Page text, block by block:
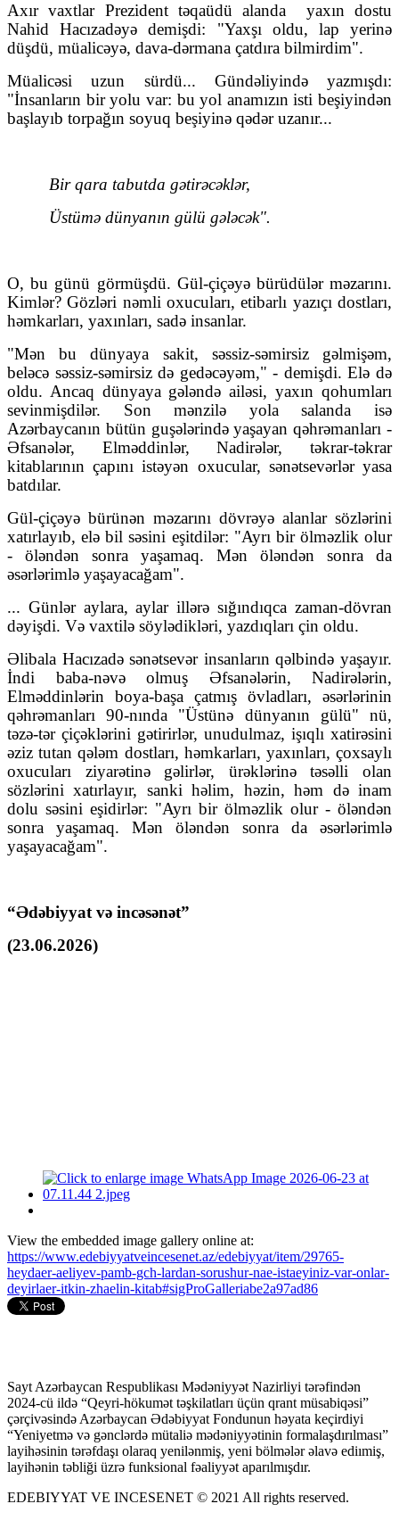
Axır vaxtlar Prezident təqaüdü alanda
yaxın dostu
Nahid Hacızadəyə demişdi: "Yaxşı oldu, lap yerinə
düşdü, müalicəyə, dava-dərmana çatdıra bilmirdim".
Müalicəsi uzun sürdü... Gündəliyində yazmışdı:
"İnsanların bir yolu var: bu yol anamızın isti beşiyindən
başlayıb torpağın soyuq beşiyinə qədər uzanır...
Bir qara tabutda gətirəcəklər,
Üstümə dünyanın gülü gələcək".
O, bu günü görmüşdü. Gül-çiçəyə bürüdülər məzarını.
Kimlər? Gözləri nəmli oxucuları, etibarlı yazıçı dostları,
həmkarları, yaxınları, sadə insanlar.
"Mən bu dünyaya sakit, səssiz-səmirsiz gəlmişəm,
beləcə səssiz-səmirsiz də gedəcəyəm," - demişdi. Elə də
oldu. Ancaq dünyaya gələndə ailəsi, yaxın qohumları
sevinmişdilər. Son mənzilə yola salanda isə
Azərbaycanın bütün guşələrində yaşayan qəhrəmanları -
Əfsanələr, Elməddinlər, Nadirələr, təkrar-təkrar
kitablarının çapını istəyən oxucular, sənətsevərlər yasa
batdılar.
Gül-çiçəyə bürünən məzarını dövrəyə alanlar sözlərini
xatırlayıb, elə bil səsini eşitdilər: "Ayrı bir ölməzlik olur
- öləndən sonra yaşamaq. Mən öləndən sonra da
əsərlərimlə yaşayacağam".
... Günlər aylara, aylar illərə sığındıqca zaman-dövran
dəyişdi. Və vaxtilə söylədikləri, yazdıqları çin oldu.
Əlibala Hacızadə sənətsevər insanların qəlbində yaşayır.
İndi baba-nəvə olmuş Əfsanələrin, Nadirələrin,
Elməddinlərin boya-başa çatmış övladları, əsərlərinin
qəhrəmanları 90-nında "Üstünə dünyanın gülü" nü,
təzə-tər çiçəklərini gətirirlər, unudulmaz, işıqlı xatirəsini
əziz tutan qələm dostları, həmkarları, yaxınları, çoxsaylı
oxucuları ziyarətinə gəlirlər, ürəklərinə təsəlli olan
sözlərini xatırlayır, sanki həlim, həzin, həm də inam
dolu səsini eşidirlər: "Ayrı bir ölməzlik olur - öləndən
sonra yaşamaq. Mən öləndən sonra da əsərlərimlə
yaşayacağam".
“Ədəbiyyat və incəsənət”
(23.06.2026)
View the embedded image gallery online at:
https://www.edebiyyatveincesenet.az/edebiyyat/item/29765-
heydaer-aeliyev-pamb-gch-lardan-sorushur-nae-istaeyiniz-var-onlar-
deyirlaer-itkin-zhaelin-kitab#sigProGalleriabe2a97ad86
Sayt Azərbaycan Respublikası Mədəniyyət Nazirliyi tərəfindən
2024-cü ildə “Qeyri-hökumət təşkilatları üçün qrant müsabiqəsi”
çərçivəsində Azərbaycan Ədəbiyyat Fondunun həyata keçirdiyi
“Yeniyetmə və gənclərdə mütaliə mədəniyyətinin formalaşdırılması”
layihəsinin tərəfdaşı olaraq yenilənmiş, yeni bölmələr əlavə ediımiş,
layihənin təbliği üzrə funksional fəaliyyət aparılmışdır.
EDEBIYYAT VE INCESENET © 2021 All rights reserved.